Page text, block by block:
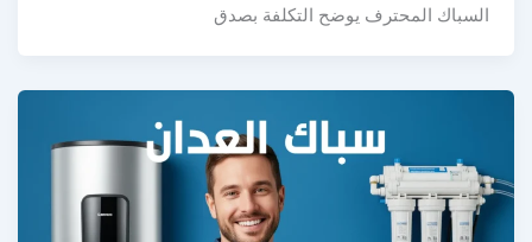
السباك المحترف يوضح التكلفة بصدق